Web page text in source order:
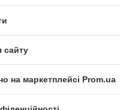
сайту
на маркетплейсі Prom.ua